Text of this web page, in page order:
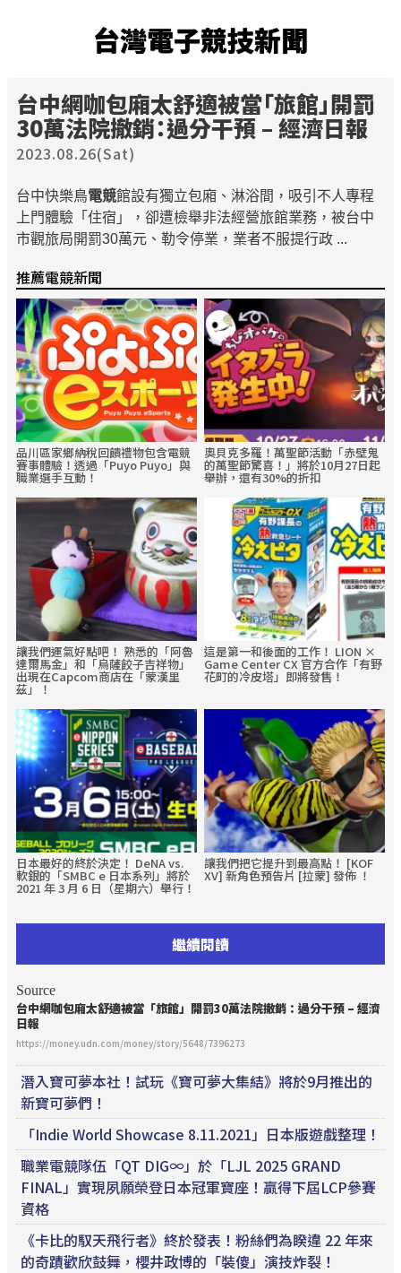
台灣電子競技新聞
台中網咖包廂太舒適被當「旅館」開罰
30萬法院撤銷：過分干預 – 經濟日報
2023.08.26(Sat)
台中快樂鳥電競館設有獨立包廂、淋浴間，吸引不人專程
上門體驗「住宿」，卻遭檢舉非法經營旅館業務，被台中
市觀旅局開罰30萬元、勒令停業，業者不服提行政 ...
推薦電競新聞
品川區家鄉納稅回饋禮物包含電競
賽事體驗！透過「Puyo Puyo」與
職業選手互動！
奧貝克多羅！萬聖節活動「赤壁鬼
的萬聖節驚喜！」將於10月27日起
舉辦，還有30%的折扣
讓我們運氣好點吧！ 熟悉的「阿魯
達爾馬金」和「烏薩餃子吉祥物」
出現在Capcom商店在「蒙漢里
茲」！
這是第一和後面的工作！ LION ×
Game Center CX 官方合作「有野
花町的冷皮塔」即將發售！
日本最好的終於決定！ DeNA vs.
軟銀的「SMBC e 日本系列」將於
2021 年 3 月 6 日（星期六）舉行！
讓我們把它提升到最高點！ [KOF
XV] 新角色預告片 [拉蒙] 發佈 ！
繼續閱讀
Source
台中網咖包廂太舒適被當「旅館」開罰30萬法院撤銷：過分干預 – 經濟
日報
https://money.udn.com/money/story/5648/7396273
潛入寶可夢本社！試玩《寶可夢大集結》將於9月推出的
新寶可夢們！
「Indie World Showcase 8.11.2021」日本版遊戲整理！
職業電競隊伍「QT DIG∞」於「LJL 2025 GRAND
FINAL」實現夙願榮登日本冠軍寶座！贏得下屆LCP參賽
資格
《卡比的馭天飛行者》終於發表！粉絲們為睽違 22 年來
的奇蹟歡欣鼓舞，櫻井政博的「裝傻」演技炸裂！